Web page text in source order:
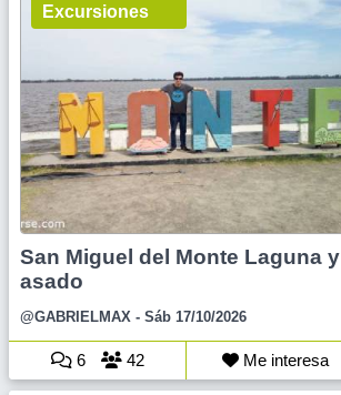
Excursiones
San Miguel del Monte Laguna y
asado
@GABRIELMAX - Sáb 17/10/2026
6 42 Me interesa